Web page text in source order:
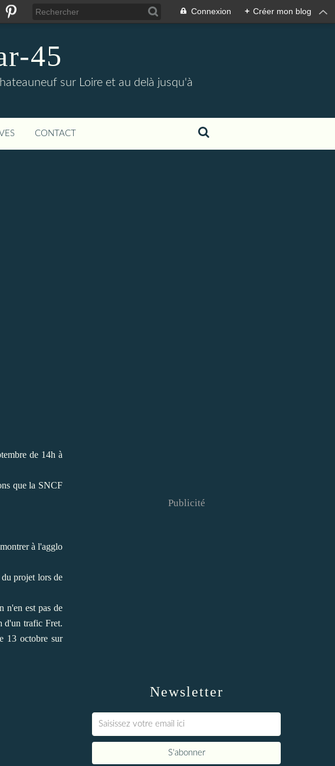
Connexion + Créer mon blog
45
sur Loire et au delà jusqu'à
CONTACT
de 14h à
que la SNCF
à l'agglo
projet lors de
n'en est pas de
d'un trafic Fret.
13 octobre sur
Newsletter
Publicité